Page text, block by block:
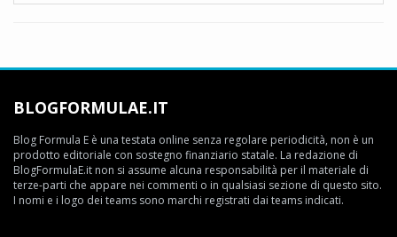
BLOGFORMULAE.IT
Blog Formula E è una testata online senza regolare periodicità, non è un
prodotto editoriale con sostegno finanziario statale. La redazione di
BlogFormulaE.it non si assume alcuna responsabilità per il materiale di
terze-parti che appare nei commenti o in qualsiasi sezione di questo sito.
I nomi e i logo dei teams sono marchi registrati dai teams indicati.